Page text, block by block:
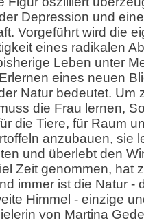
Depression und
Vorgeführt wird die
eines radikalen
Leben unter
eines neuen
Natur bedeutet. Um
die Frau lernen,
die Tiere, für Raum
anzubauen, sie
und überlebt den
Zeit genommen, hat
immer ist die Natur -
Himmel - einzige
von Martina